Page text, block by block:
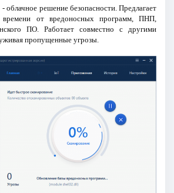
- облачное решение безопасности. Предлагает
от вредоносных программ, ПНП,
ПО. Работает совместно с другими
пропущенные угрозы.